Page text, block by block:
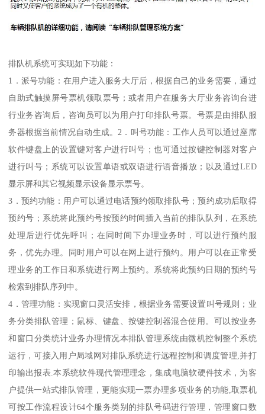
排队机系统可实现如下功能：
1．派号功能：在用户进入服务大厅后，根据自己的业务需要，通过
自助式触摸屏号票机领取票号；或者用户在服务大厅业务咨询台进
行业务咨询后，咨询员可以为用户打印排队号票。号票是由排队服
务器根据当前情况自动生成。2．叫号功能：工作人员可以通过座席
软件键盘上的设置键对客户进行叫号；也可通过按键控制器对客户
进行叫号；系统可以设置单语或双语进行语音播放；以及通过LED
显示屏和其它视频显示设备显示票号。
3．预约功能：用户可以通过电话预约领取排队号；预约成功后取得
预约号；系统将此预约号按预约时间插入当前的排队队列，在系统
处理后进行优先呼叫；在同时间下办理业务时，可以进行预约服
务，优先办理。同时用户可以在网上进行预约。用户可以在正常受
理业务的工作日和系统进行网上预约。系统将此预约日期的预约号
检索到排队序列中。
4．管理功能：实现窗口灵活安排，根据业务需要设置叫号规则；业
务分类排队管理；鼠标、键盘、按键控制器混合使用。可以按业务
和窗口分类统计业务办理情况本排队管理系统由微机控制整个系统
运行，可接入用户局域网对排队系统进行远程控制和调度管理,并打
印输出报表.本系统软件现代管理理念，集成电脑软硬件技术，为客
户提供一站式排队管理，更能实现一票办理多项业务的功能,取票机
可按工作流程设计64个服务类别的排队号码进行管理，管理窗口数